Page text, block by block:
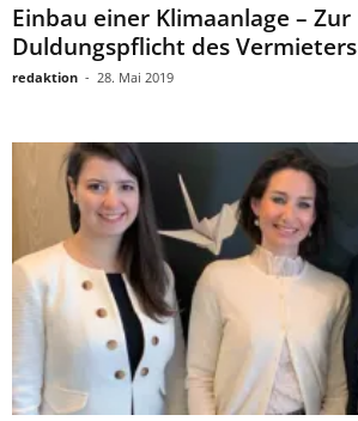
Einbau einer Klimaanlage – Zur
Duldungspflicht des Vermieters
redaktion - 28. Mai 2019